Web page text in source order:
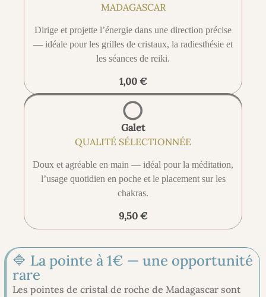
MADAGASCAR
Dirige et projette l’énergie dans une direction précise
— idéale pour les grilles de cristaux, la radiesthésie et
les séances de reiki.
1,00 €
⭕
Galet
QUALITÉ SÉLECTIONNÉE
Doux et agréable en main — idéal pour la méditation,
l’usage quotidien en poche et le placement sur les
chakras.
9,50 €
🔷 La pointe à 1€ — une opportunité
rare
Les pointes de cristal de roche de Madagascar sont